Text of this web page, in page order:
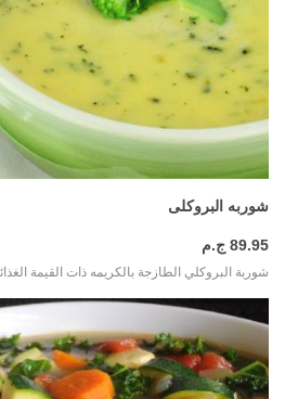
المزيد
شوربه البروكلى
89.95 ج.م
شوربة البروكلي الطازجة بالكريمه ذات القيمة